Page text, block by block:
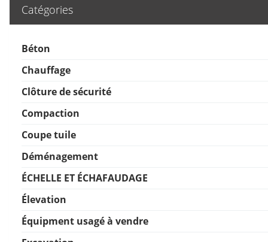
Catégories
Béton
Chauffage
Clôture de sécurité
Compaction
Coupe tuile
Déménagement
ÉCHELLE ET ÉCHAFAUDAGE
Élevation
Équipment usagé à vendre